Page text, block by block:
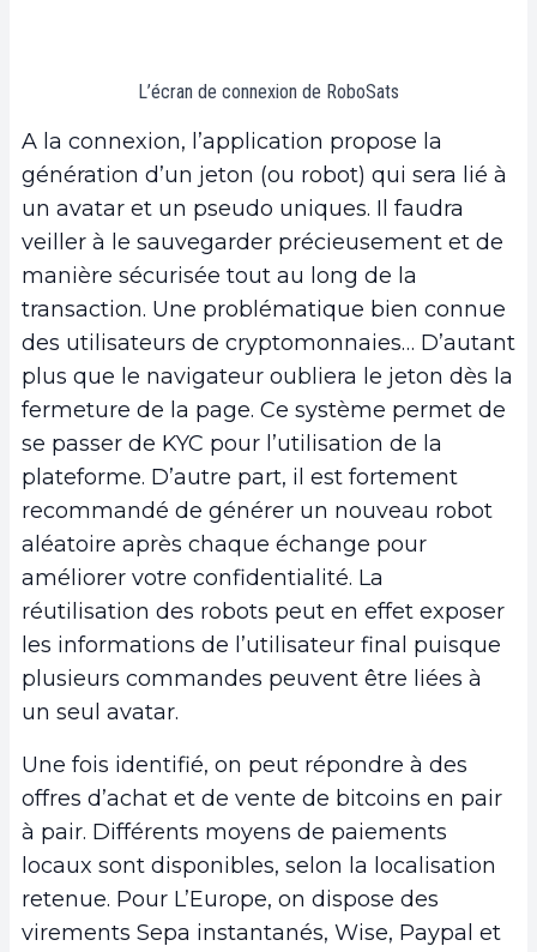
L’écran de connexion de RoboSats
A la connexion, l’application propose la
génération d’un jeton (ou robot) qui sera lié à
un avatar et un pseudo uniques. Il faudra
veiller à le sauvegarder précieusement et de
manière sécurisée tout au long de la
transaction. Une problématique bien connue
des utilisateurs de cryptomonnaies… D’autant
plus que le navigateur oubliera le jeton dès la
fermeture de la page. Ce système permet de
se passer de KYC pour l’utilisation de la
plateforme. D’autre part, il est fortement
recommandé de générer un nouveau robot
aléatoire après chaque échange pour
améliorer votre confidentialité. La
réutilisation des robots peut en effet exposer
les informations de l’utilisateur final puisque
plusieurs commandes peuvent être liées à
un seul avatar.
Une fois identifié, on peut répondre à des
offres d’achat et de vente de bitcoins en pair
à pair. Différents moyens de paiements
locaux sont disponibles, selon la localisation
retenue. Pour L’Europe, on dispose des
virements Sepa instantanés, Wise, Paypal et